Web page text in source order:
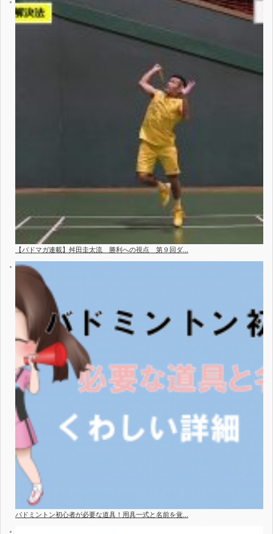
【バドマガ連載】舛田圭太流 勝利への視点 第９回ダ...
バドミントン初心者が必要な道具！用具一式と名前を覚...